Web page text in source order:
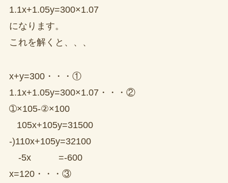
1.1x+1.05y=300×1.07
になります。
これを解くと、、、
x+y=300・・・①
1.1x+1.05y=300×1.07・・・②
➀×105-②×100
105x+105y=31500
-)110x+105y=32100
-5x =-600
x=120・・・③